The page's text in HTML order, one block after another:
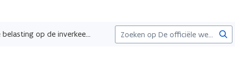
Wie moet de belasting op de inverkeerstelling betalen?